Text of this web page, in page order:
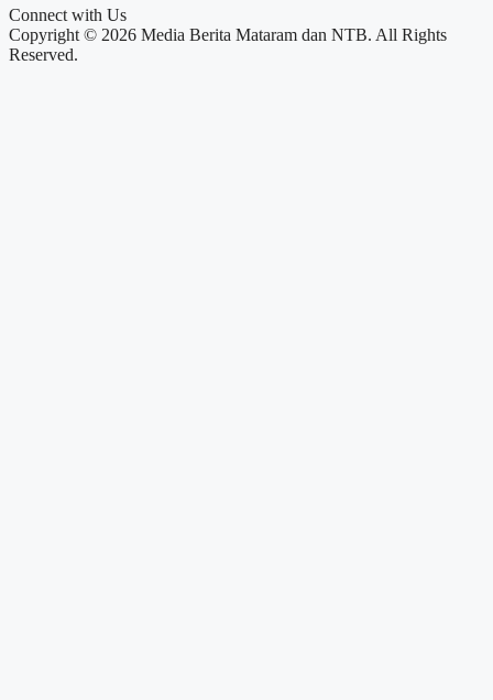
Connect with Us
Copyright © 2026 Media Berita Mataram dan NTB. All Rights
Reserved.